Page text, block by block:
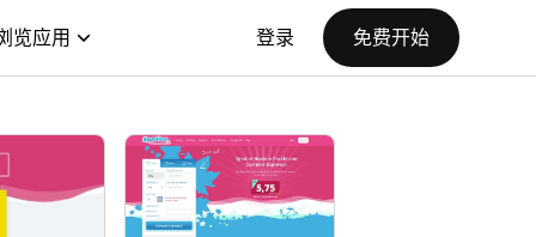
览应用 登录 免费开始